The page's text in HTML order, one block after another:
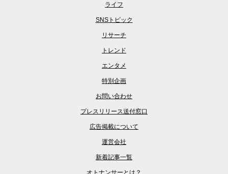
ライフ
SNSトピック
リサーチ
トレンド
エンタメ
特別企画
お問い合わせ
プレスリリース送付窓口
広告掲載について
運営会社
新着記事一覧
オトナンサーとは？